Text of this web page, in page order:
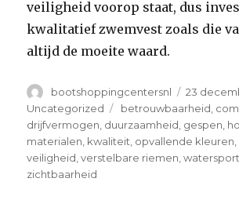
veiligheid voorop staat, dus
kwalitatief zwemvest zoals die
altijd de moeite waard.
Author
bootshoppingcentersnl
Posted
on
23
Uncategorized
Tags
betrouwbaarheid
drijfvermogen duurzaamheid gespen
materialen kwaliteit opvallende kleuren
veiligheid ,verstelbare riemen ,
zichtbaarheid